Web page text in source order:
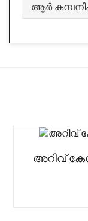
ആർ
അറിവ്